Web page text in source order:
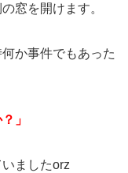
窓を開けます。
か事件でもあった
」
ましたorz